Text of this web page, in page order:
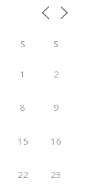
S S
1 2
8 9
15 16
22 23